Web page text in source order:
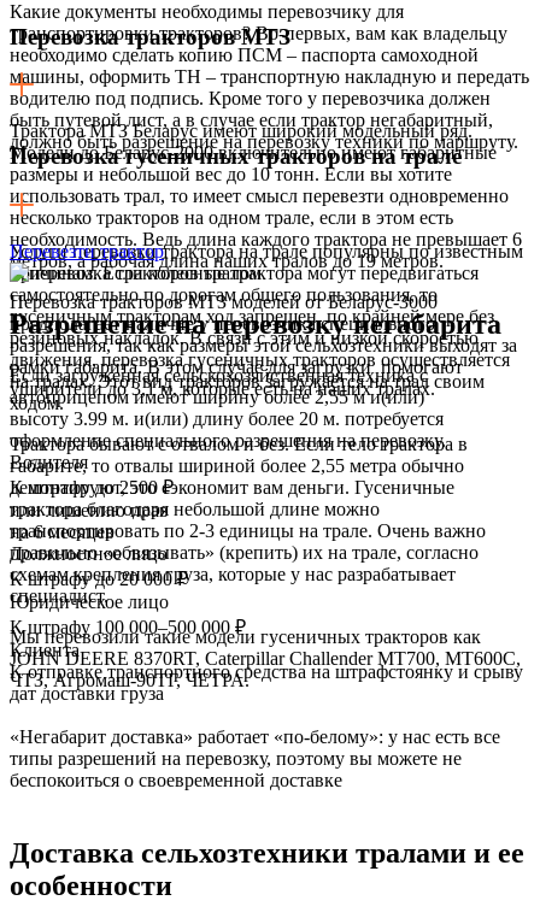
Какие документы необходимы перевозчику для
транспортировки тракторов? Во-первых, вам как владельцу
необходимо сделать копию ПСМ – паспорта самоходной
машины, оформить ТН – транспортную накладную и передать
водителю под подпись. Кроме того у перевозчика должен
быть путевой лист, а в случае если трактор негабаритный,
должно быть разрешение на перевозку техники по маршруту.
Перевозка тракторов МТЗ
Трактора МТЗ Беларус имеют широкий модельный ряд.
Модели до Беларус-2000 включительно имеют габаритные
размеры и небольшой вес до 10 тонн. Если вы хотите
использовать трал, то имеет смысл перевезти одновременно
несколько тракторов на одном трале, если в этом есть
необходимость. Ведь длина каждого трактора не превышает 6
метров, а рабочая длина наших тралов до 19 метров.
Перевозка тракторов МТЗ моделей от Беларус-3000
предполагает наличие у перевозчика специального
разрешения, так как размеры этой сельхозтехники выходят за
рамки габарита. В этом случае для загрузки помогают
уширители до 3,1 м, которые есть на наших тралах.
Перевозка гусеничных тракторов на трале
Услуги перевозки трактора на трале популярны по известным
причинам. Если колесные трактора могут передвигаться
самостоятельно по дорогам общего пользования, то
гусеничным тракторам ход запрещен, по крайней мере без
резиновых накладок. В связи с этим и низкой скоростью
движения, перевозка гусеничных тракторов осуществляется
на тралах. Этот вид тракторов загружается на трал своим
ходом.
Трактора бывают с отвалом и без. Если тело трактора в
габарите, то отвалы шириной более 2,55 метра обычно
демонтируют, это сэкономит вам деньги. Гусеничные
трактора благодаря небольшой длине можно
транспортировать по 2-3 единицы на трале. Очень важно
правильно «обвязывать» (крепить) их на трале, согласно
схемам крепления груза, которые у нас разрабатывает
специалист.
Мы перевозили такие модели гусеничных тракторов как
JOHN DEERE 8370RT, Caterpillar Challender МТ700, МТ600С,
ЧТЗ, Агромаш-90ТГ, ЧЕТРА.
Перевезти трактор
Разрешение на перевозку негабарита
Если загруженная сельскохозяйственная техника с
автоприцепом имеют ширину более 2,55 м и(или)
высоту 3.99 м. и(или) длину более 20 м. потребуется
оформление специального разрешения на перевозку.
Водителя
К штрафу до 2500 ₽
или лишению прав
на 6 месяцев
Должностное лицо
К штрафу до 20 000 ₽
Юридическое лицо
К штрафу 100 000–500 000 ₽
Клиента
К отправке транспортного средства на штрафстоянку и срыву
дат доставки груза
«Негабарит доставка» работает «по-белому»: у нас есть все
типы разрешений на перевозку, поэтому вы можете не
беспокоиться о своевременной доставке
Доставка сельхозтехники тралами и ее
особенности